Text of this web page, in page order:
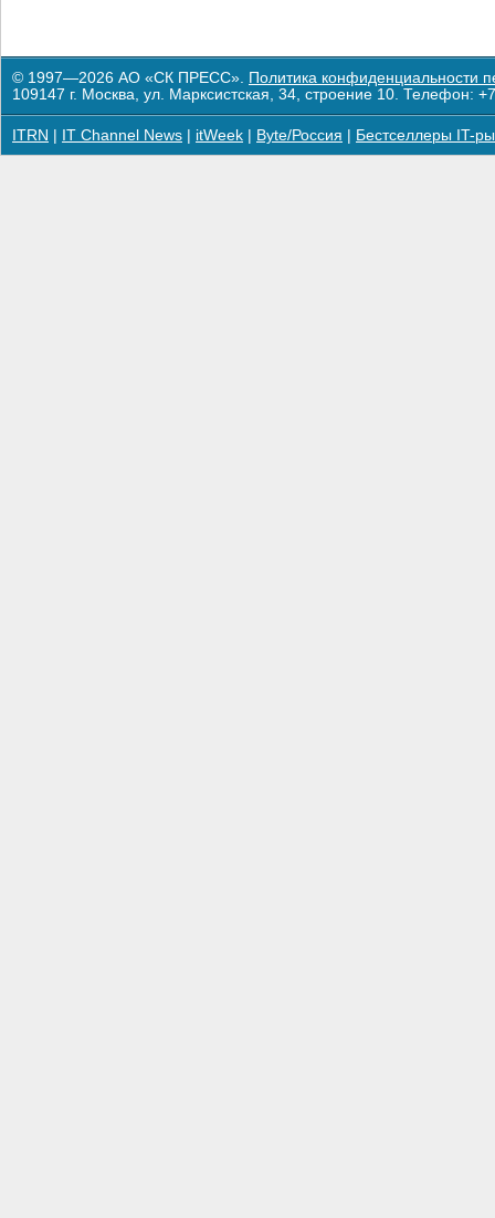
© 1997—2026 АО «СК ПРЕСС». Политика конфиденциальности
109147 г. Москва, ул. Марксистская, 34, строение 10. Телефон:
ITRN IT Channel News itWeek Byte/Россия Бестселлеры IT-